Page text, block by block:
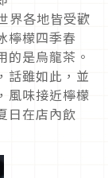
界各地皆受歡
檸檬四季春
的是烏龍茶。
話雖如此，並
風味接近檸檬
日在店內飲